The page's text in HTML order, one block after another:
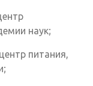
наук;
питания,